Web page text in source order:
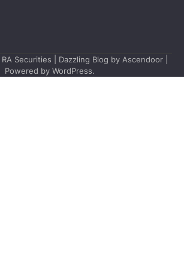
RA Securities | Dazzling Blog by Ascendoor
Powered by WordPress.